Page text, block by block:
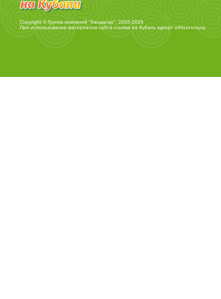
Copyright © Группа компаний "Кандагар", 2005-2026
При использовании материалов сайта ссылка на Кубань курортобязательна.